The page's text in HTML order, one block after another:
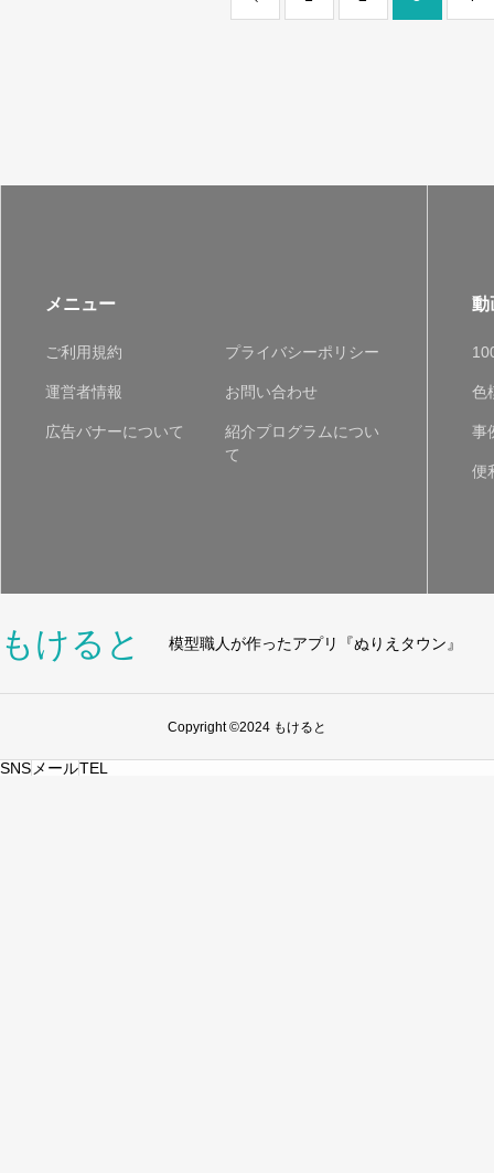
メニュー
ご利用規約 プライバシーポリシー
運営者情報 お問い合わせ
広告バナーについて
紹介プログラムについ
て
動
色
事
便
もけると 模型職人が作ったアプリ『ぬりえタウン』
Copyright ©2024 もけると
SNS メールTEL